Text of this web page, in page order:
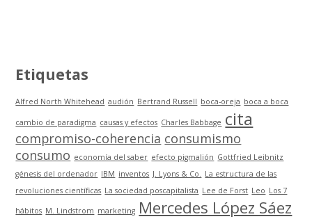
Etiquetas
Alfred North Whitehead audión Bertrand Russell boca-oreja boca a boca
cambio de paradigma causas y efectos Charles Babbage cita
compromiso-coherencia consumismo
consumo economía del saber efecto pigmalión Gottfried Leibnitz
génesis del ordenador IBM inventos J. Lyons & Co. La estructura de las
revoluciones científicas La sociedad poscapitalista Lee de Forst Leo Los 7
hábitos M. Lindstrom marketing Mercedes López Sáez